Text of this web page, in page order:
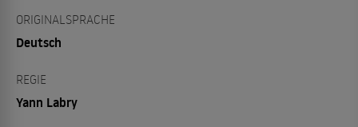
ORIGINALSPRACHE
Deutsch
REGIE
Yann Labry